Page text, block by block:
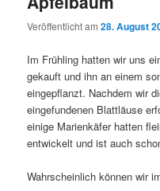
Veröffentlicht am28. August
Im Frühling hatten wir uns
gekauft und ihn an einem
eingepflanzt. Nachdem wir
eingefundenen Blattläuse
einige Marienkäfer hatten
entwickelt und ist auch
Wahrscheinlich können wir